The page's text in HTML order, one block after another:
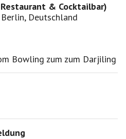
& Cocktailbar)
Deutschland
Bowling zum zum Darjiling